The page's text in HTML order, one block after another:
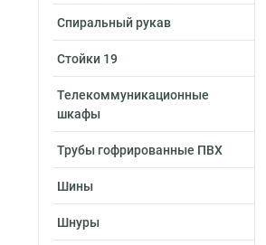
Спиральный рукав
Стойки 19
Телекоммуникационные
шкафы
Трубы гофрированные ПВХ
Шины
Шнуры